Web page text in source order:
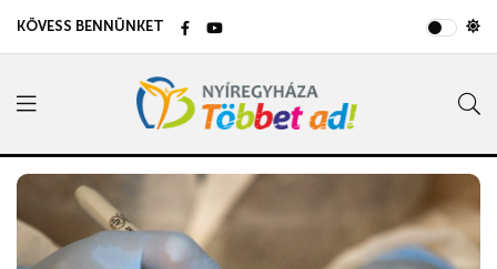
KÖVESS BENNÜNKET